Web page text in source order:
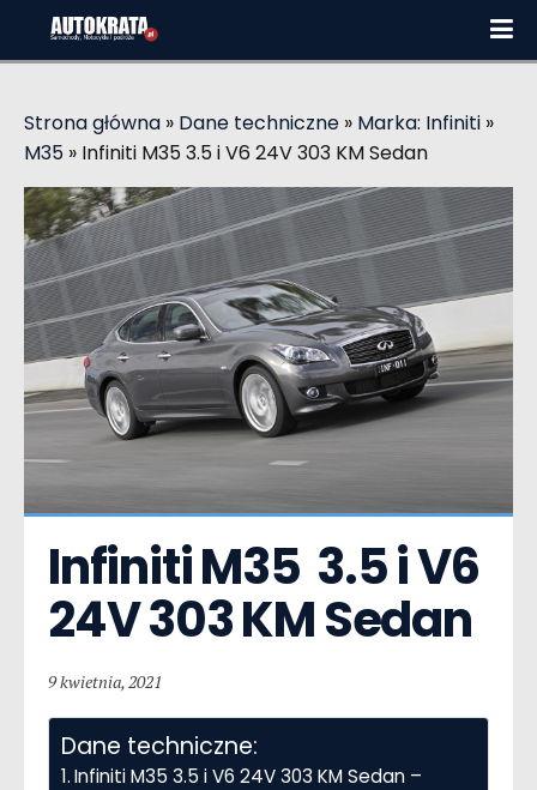
Strona główna » Dane techniczne » Marka: Infiniti »
M35 » Infiniti M35 3.5 i V6 24V 303 KM Sedan
Infiniti M35  3.5 i V6
24V 303 KM Sedan
9 kwietnia, 2021
Dane techniczne:
Infiniti M35 3.5 i V6 24V 303 KM Sedan –